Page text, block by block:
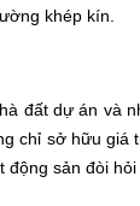
khép kín.
đất dự án và
chỉ sở hữu giá
động sản đòi